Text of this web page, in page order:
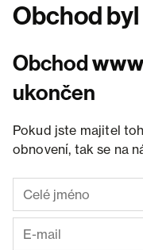
Obchod
Obchod
ukončen
Pokud jste majitel
obnovení, tak se na